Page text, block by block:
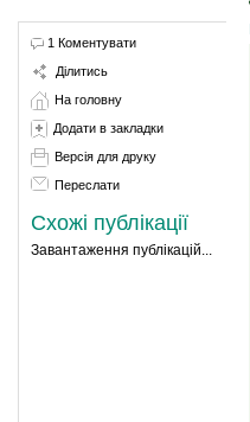
1 Коментувати
Ділитись
На головну
Додати в закладки
Версія для друку
Переслати
Схожі публікації
Завантаження публікацій...